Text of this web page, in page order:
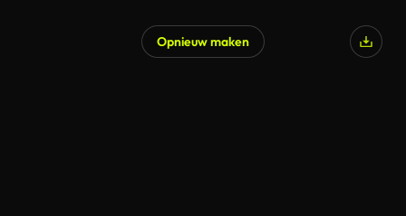
Opnieuw maken